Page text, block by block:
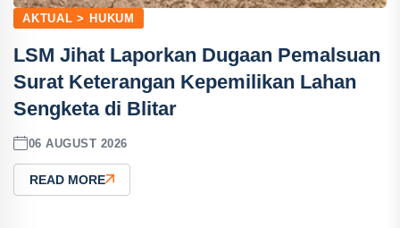
AKTUAL > HUKUM
LSM Jihat Laporkan Dugaan Pemalsuan
Surat Keterangan Kepemilikan Lahan
Sengketa di Blitar
06 AUGUST 2026
READ MORE